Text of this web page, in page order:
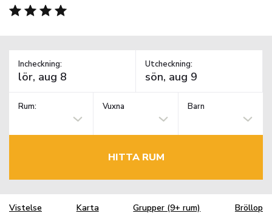
Incheckning: Utcheckning:
Rum: Vuxna Barn
HITTA RUM
Vistelse Karta Grupper (9+ rum) Bröllop